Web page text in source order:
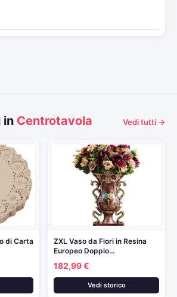
in Centrotavola Vedi tutti →
di Carta
ZXL Vaso da Fiori in Resina
Europeo Doppio…
182,99 €
Vedi storico